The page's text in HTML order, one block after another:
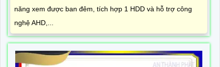
năng xem được ban đêm, tích hợp 1 HDD và hỗ trợ công
nghệ AHD,...